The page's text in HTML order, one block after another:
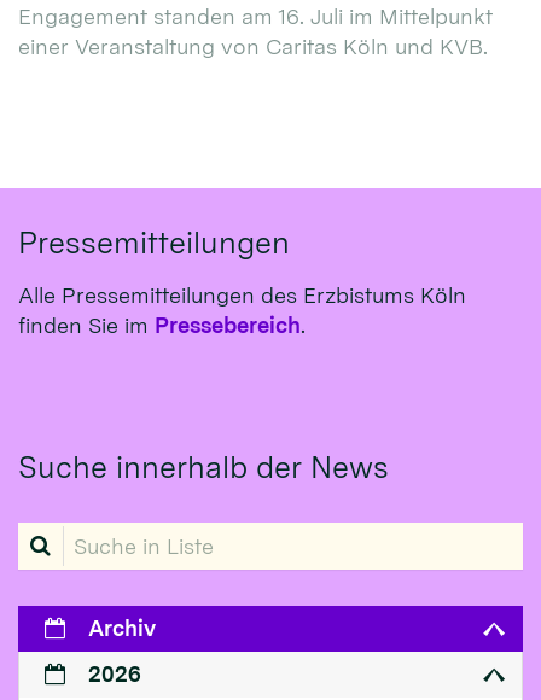
Engagement standen am 16. Juli im Mittelpunkt
einer Veranstaltung von Caritas Köln und KVB.
Pressemitteilungen
Alle Pressemitteilungen des Erzbistums Köln
finden Sie im Pressebereich.
Suche innerhalb der News
Suche in Liste
Archiv
2026